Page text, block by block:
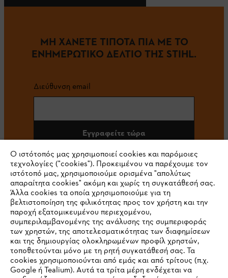
ΜΗ ΧΑΝΕΤΕ ΤΙΠΟΤΑ ΠΙΑ ΜΕ ΤΟ
ΕΝΗΜΕΡΩΤΙΚΟ ΔΕΛΤΙΟ ΤΗΣ STIHL.
Διεύθυνση email
Εγγραφείτε τώρα
#STIHL
Εταιρεία
Ο ιστότοπός μας χρησιμοποιεί cookies και παρόμοιες
τεχνολογίες ("cookies"). Προκειμένου να παρέχουμε τον
ιστότοπό μας, χρησιμοποιούμε ορισμένα "απολύτως
απαραίτητα cookies" ακόμη και χωρίς τη συγκατάθεσή σας.
Άλλα cookies τα οποία χρησιμοποιούμε για τη
βελτιστοποίηση της φιλικότητας προς τον χρήστη και την
παροχή εξατομικευμένου περιεχομένου,
συμπεριλαμβανομένης της ανάλυσης της συμπεριφοράς
των χρηστών, της αποτελεσματικότητας των διαφημίσεων
και της δημιουργίας ολοκληρωμένων προφίλ χρηστών,
τοποθετούνται μόνο με τη ρητή συγκατάθεσή σας. Τα
cookies χρησιμοποιούνται από εμάς και από τρίτους (π.χ.
Google ή Tealium). Αυτά τα τρίτα μέρη ενδέχεται να